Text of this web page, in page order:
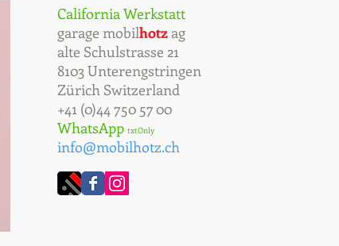
California Werkstatt
garage mobilhotz ag
alte Schulstrasse 21
8103 Unterengstringen
Zürich Switzerland
+41 (0)44 750 57 00
WhatsApptxtOnly
info@mobilhotz.ch